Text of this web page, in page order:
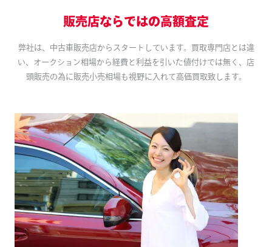
販売店ならではの高額査定
弊社は、中古車販売店からスタートしています。買取専門店とは違
い、オークション相場から経費と利益を引いた値付けでは無く、店
頭販売の為に販売小売相場も視野に入れて高価買取致します。